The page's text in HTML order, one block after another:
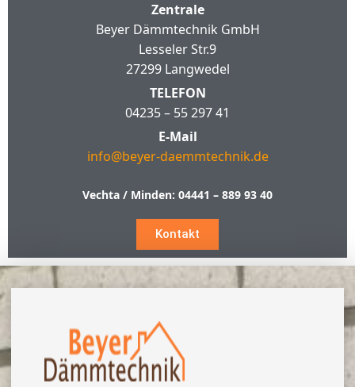
Zentrale
Beyer Dämmtechnik GmbH
Lesseler Str.9
27299 Langwedel
TELEFON
04235 – 55 297 41
E-Mail
info@beyer-daemmtechnik.de
Vechta / Minden: 04441 – 889 93 40
Kontakt